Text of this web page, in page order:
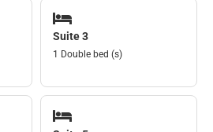
Suite 3
1 Double bed (s)